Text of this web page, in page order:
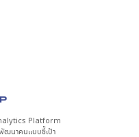
Platform
ฒนาคนแบบชี้เป้า